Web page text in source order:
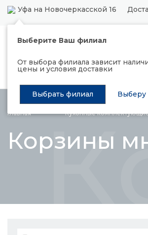
Уфа на Новочеркасской 16
Выберите Ваш филиал
От выбора филиала зависит
цены и условия доставки
Выбрать филиал Выберу
Каталог
Распродажа Подъемные
Главная Кухонные
Корзины